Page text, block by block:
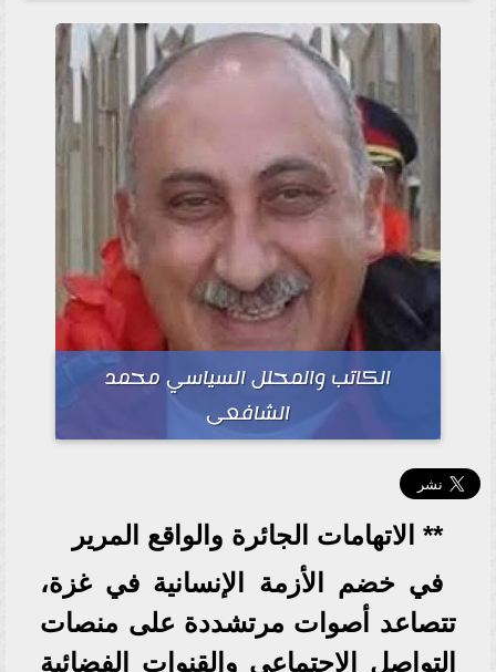
الكاتب والمحلل السياسي محمد
الشافعى
** الاتهامات الجائرة والواقع المرير
في خضم الأزمة الإنسانية في غزة،
تتصاعد أصوات مرتشددة على منصات
التواصل الاجتماعي والقنوات الفضائية